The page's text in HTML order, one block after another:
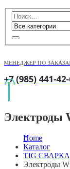
МЕНЕДЖЕР ПО
+7 (985) 441-
Электроды
Home
Каталог
TIG СВАРКА
Электроды